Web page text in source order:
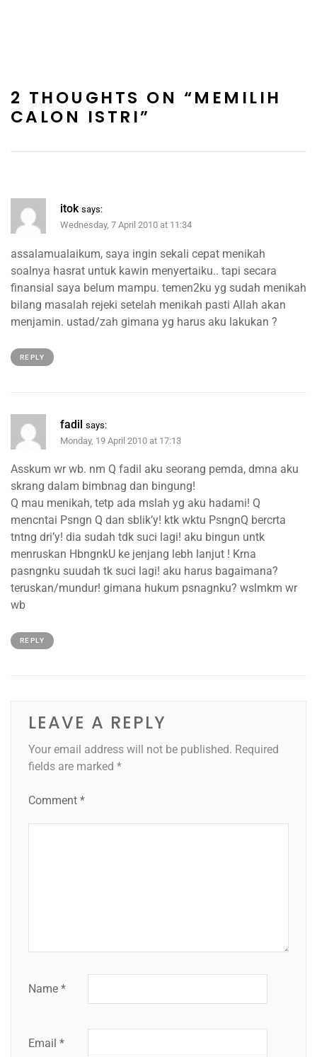
2 THOUGHTS ON “MEMILIH
CALON ISTRI”
itok says:
Wednesday, 7 April 2010 at 11:34
assalamualaikum, saya ingin sekali cepat menikah
soalnya hasrat untuk kawin menyertaiku.. tapi secara
finansial saya belum mampu. temen2ku yg sudah menikah
bilang masalah rejeki setelah menikah pasti Allah akan
menjamin. ustad/zah gimana yg harus aku lakukan ?
REPLY
fadil says:
Monday, 19 April 2010 at 17:13
Asskum wr wb. nm Q fadil aku seorang pemda, dmna aku
skrang dalam bimbnag dan bingung!
Q mau menikah, tetp ada mslah yg aku hadami! Q
mencntai Psngn Q dan sblik’y! ktk wktu PsngnQ bercrta
tntng dri’y! dia sudah tdk suci lagi! aku bingun untk
menruskan HbngnkU ke jenjang lebh lanjut ! Krna
pasngnku suudah tk suci lagi! aku harus bagaimana?
teruskan/mundur! gimana hukum psnagnku? wslmkm wr
wb
REPLY
LEAVE A REPLY
Your email address will not be published. Required
fields are marked *
Comment *
Name *
Email *